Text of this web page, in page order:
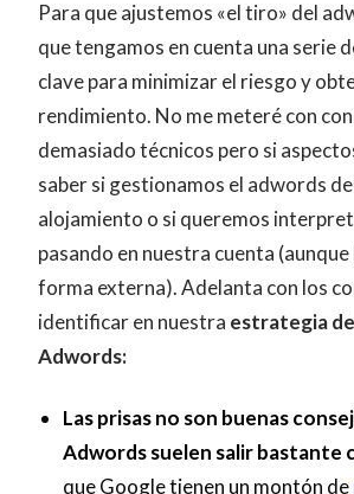
Para que ajustemos «el tiro» del
que tengamos en cuenta una serie
clave para minimizar el riesgo y
rendimiento. No me meteré con
demasiado técnicos pero si
saber si gestionamos el adwords
alojamiento o si queremos
pasando en nuestra cuenta
forma externa). Adelanta con los
identificar en nuestra estrategia
Adwords:
Las prisas no son buenas
Adwords suelen salir bastante
que Google tienen un montón de